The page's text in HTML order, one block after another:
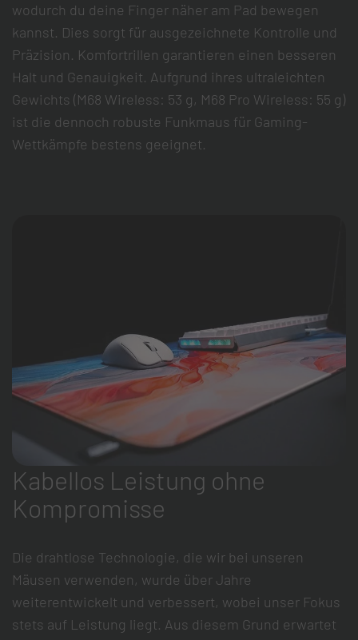
wodurch du deine Finger näher am Pad bewegen
kannst. Dies sorgt für ausgezeichnete Kontrolle und
Präzision. Komfortrillen garantieren einen besseren
Halt und Genauigkeit. Aufgrund ihres ultraleichten
Gewichts (M68 Wireless: 53 g, M68 Pro Wireless: 55 g)
ist die dennoch robuste Funkmaus für Gaming-
Wettkämpfe bestens geeignet.
Kabellos Leistung ohne
Kompromisse
Die drahtlose Technologie, die wir bei unseren
Mäusen verwenden, wurde über Jahre
weiterentwickelt und verbessert, wobei unser Fokus
stets auf Leistung liegt. Aus diesem Grund erwartet